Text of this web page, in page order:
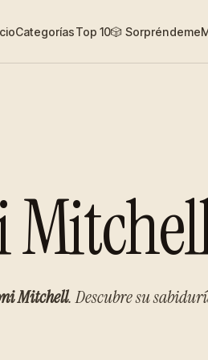
CategoríasTop 10🎲 Sorpréndeme
Mitchell. Descubre su